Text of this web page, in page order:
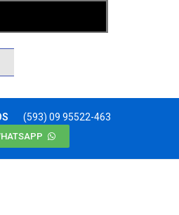
(593) 09 95522-463